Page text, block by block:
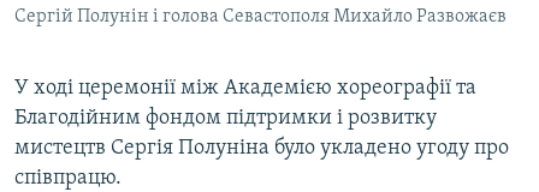
Сергій Полунін і голова Севастополя Михайло Развожаєв
У ході церемонії між Академією хореографії та
Благодійним фондом підтримки і розвитку
мистецтв Сергія Полуніна було укладено угоду про
співпрацю.